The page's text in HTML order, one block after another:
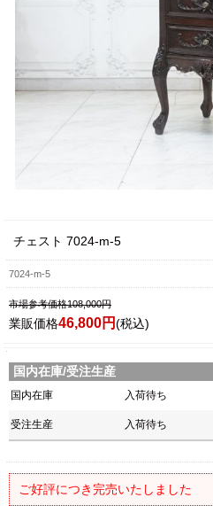
チェスト 7024-m-5
7024-m-5
市場参考価格108,000円
業販価格46,800円(税込)
国内在庫/受注生産
国内在庫 入荷待ち
受注生産 入荷待ち
ご好評につき完売いたしました